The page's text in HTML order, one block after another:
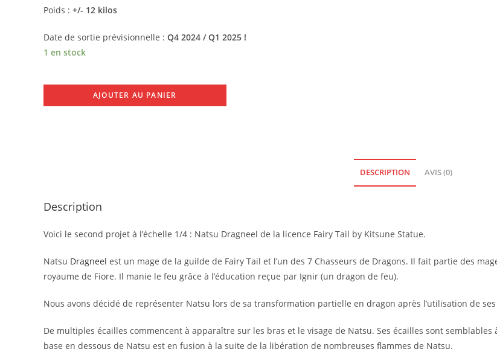
Poids : +/- 12 kilos
Date de sortie prévisionnelle : Q4 2024 / Q1 2025 !
1 en stock
AJOUTER AU PANIER
DESCRIPTION AVIS (0)
Description
Voici le second projet à l’échelle 1/4 : Natsu Dragneel de la licence Fairy Tail by Kitsune Statue.
Natsu Dragneel est un mage de la guilde de Fairy Tail et l’un des 7 Chasseurs de Dragons. Il fait partie des
royaume de Fiore. Il manie le feu grâce à l’éducation reçue par Ignir (un dragon de feu).
Nous avons décidé de représenter Natsu lors de sa transformation partielle en dragon après l’utilisation de
De multiples écailles commencent à apparaître sur les bras et le visage de Natsu. Ses écailles sont
base en dessous de Natsu est en fusion à la suite de la libération de nombreuses flammes de Natsu.